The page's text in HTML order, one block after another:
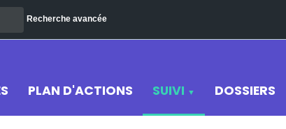
Recherche avancée
PLAN D'ACTIONS SUIVI ▼ DOSSIERS